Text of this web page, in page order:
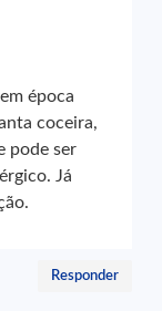
época
coceira,
pode ser
Já
Responder